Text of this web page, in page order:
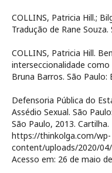
COLLINS, Patricia Hill.;
Tradução de Rane
COLLINS, Patricia Hill.
interseccionalidade
Bruna Barros. São Paulo:
Defensoria Pública do
Assédio Sexual. São
São Paulo, 2013.
https://thinkolga.com/wp-
content/uploads/2020/04/
Acesso em: 26 de maio